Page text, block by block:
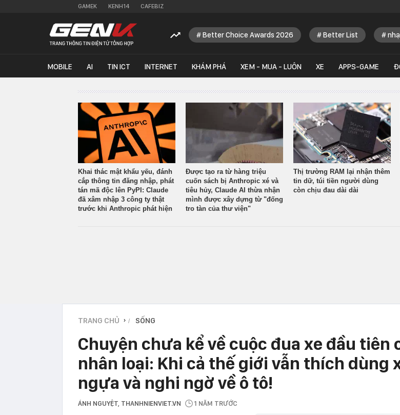
GAMEK KENH14 CAFEBIZ
Better Choice Awards 2026 Better List
MOBILE AI TIN ICT INTERNET KHÁM PHÁ XEM - MUA - LUÔN XE APPS-GAME
Khai thác mật khẩu yếu, đánh
cắp thông tin đăng nhập, phát
tán mã độc lên PyPI: Claude
đã xâm nhập 3 công ty thật
trước khi Anthropic phát hiện
Được tạo ra từ hàng triệu
cuốn sách bị Anthropic xé và
tiêu hủy, Claude AI thừa nhận
mình được xây dựng từ "đống
tro tàn của thư viện"
Thị trường RAM lại nhận thêm
tin dữ, túi tiền người dùng
còn chịu đau dài dài
TRANG CHỦ › SỐNG
Chuyện chưa kể về cuộc đua xe đầu tiên
nhân loại: Khi cả thế giới vẫn thích dùng
ngựa và nghi ngờ về ô tô!
ÁNH NGUYỆT , THANHNIENVIET.VN 1 NĂM TRƯỚC